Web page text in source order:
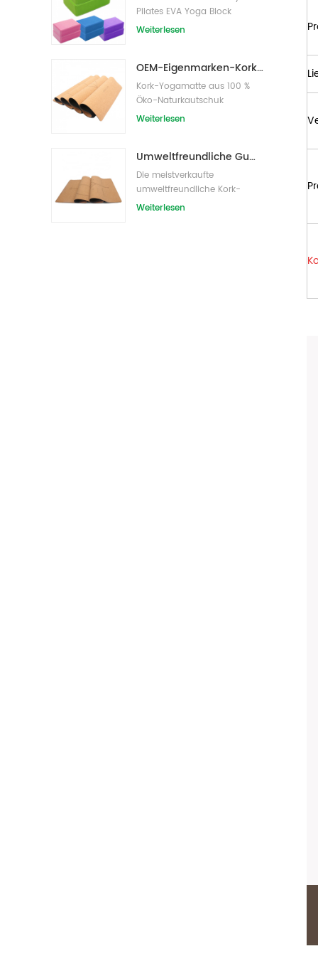
Pilates EVA Yoga Block
s/Bricks
Weiterlesen
OEM-Eigenmarken-Kork-Yogamatte mit individuellem Design
Kork-Yogamatte aus 100 %
Öko-Naturkautschuk
Weiterlesen
Umweltfreundliche Gummi-/Fitness-/kundenspezifische Kork-Yogamatte/Kork-Übungsmatten
Die meistverkaufte
umweltfreundliche Kork-
Yogamatte von Amazon
Weiterlesen